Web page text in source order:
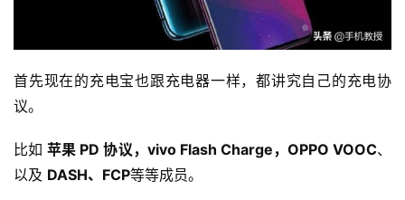
首先现在的充电宝也跟充电器一样，都讲究自己的充电协
议。
比如 苹果 PD 协议，vivo Flash Charge，OPPO VOOC、
以及 DASH、FCP等等成员。